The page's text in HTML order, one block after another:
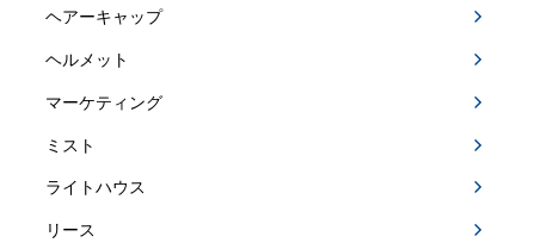
ヘアーキャップ
ヘルメット
マーケティング
ミスト
ライトハウス
リース